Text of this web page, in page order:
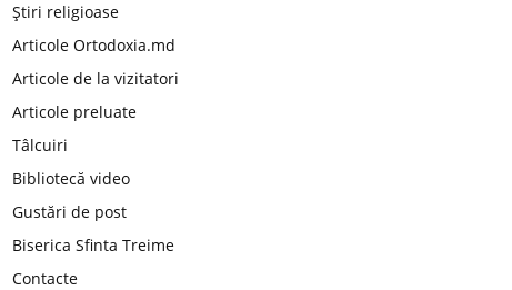
Știri religioase
Articole Ortodoxia.md
Articole de la vizitatori
Articole preluate
Tâlcuiri
Bibliotecă video
Gustări de post
Biserica Sfinta Treime
Contacte